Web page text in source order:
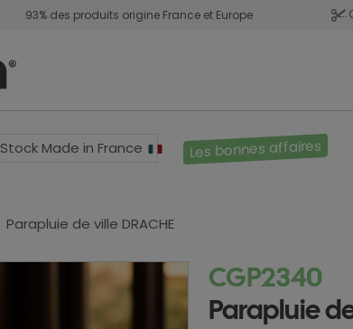
93% des produits origine France et Europe
Stock Made in France Les bonnes affaires
Parapluie de ville DRACHE
CGP2340
Parapluie